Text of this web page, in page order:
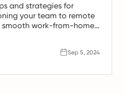
and strategies for
your team to remote
smooth work-from-home
Sep 5, 2024